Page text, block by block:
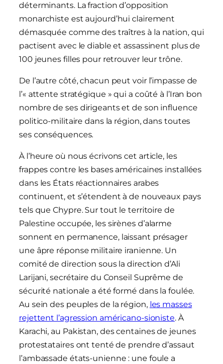
déterminants. La fraction d’opposition
monarchiste est aujourd’hui clairement
démasquée comme des traîtres à la nation, qui
pactisent avec le diable et assassinent plus de
100 jeunes filles pour retrouver leur trône.
De l’autre côté, chacun peut voir l’impasse de
l’« attente stratégique » qui a coûté à l’Iran bon
nombre de ses dirigeants et de son influence
politico-militaire dans la région, dans toutes
ses conséquences.
À l’heure où nous écrivons cet article, les
frappes contre les bases américaines installées
dans les États réactionnaires arabes
continuent, et s’étendent à de nouveaux pays
tels que Chypre. Sur tout le territoire de
Palestine occupée, les sirènes d’alarme
sonnent en permanence, laissant présager
une âpre réponse militaire iranienne. Un
comité de direction sous la direction d’Ali
Larijani, secrétaire du Conseil Suprême de
sécurité nationale a été formé dans la foulée.
Au sein des peuples de la région, les masses
rejettent l’agression américano-sioniste. À
Karachi, au Pakistan, des centaines de jeunes
protestataires ont tenté de prendre d’assaut
l’ambassade états-unienne : une foule a